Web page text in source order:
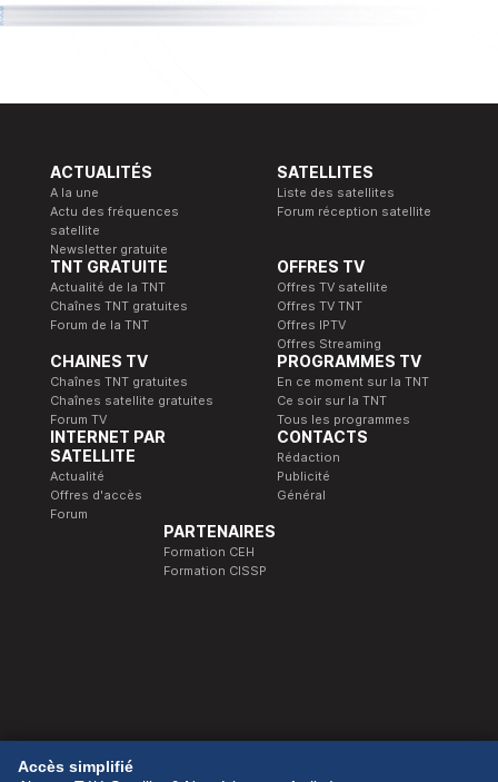
ACTUALITÉS
A la une
Actu des fréquences
satellite
Newsletter gratuite
SATELLITES
Liste des satellites
Forum réception satellite
TNT GRATUITE
Actualité de la TNT
Chaînes TNT gratuites
Forum de la TNT
OFFRES TV
Offres TV satellite
Offres TV TNT
Offres IPTV
Offres Streaming
CHAINES TV
Chaînes TNT gratuites
Chaînes satellite gratuites
Forum TV
PROGRAMMES TV
En ce moment sur la TNT
Ce soir sur la TNT
Tous les programmes
INTERNET PAR
SATELLITE
Actualité
Offres d'accès
Forum
CONTACTS
Rédaction
Publicité
Général
PARTENAIRES
Formation CEH
Formation CISSP
© 1989-2026 Télé Satellite et Numérique.
Accès simplifié